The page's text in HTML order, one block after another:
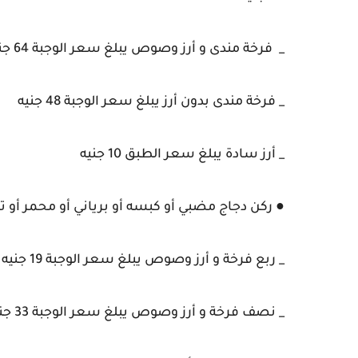
_ فرخة مندى و أرز وصوص يبلغ سعر الوجبة 64 جنيه
_ فرخة مندى بدون أرز يبلغ سعر الوجبة 48 جنيه
_ أرز سادة يبلغ سعر الطبق 10 جنيه
● ركن دجاج مضبي أو كبسه أو برياني أو محمر أو
_ ربع فرخة و أرز وصوص يبلغ سعر الوجبة 19 جنيه
_ نصف فرخة و أرز وصوص يبلغ سعر الوجبة 33 جنيه